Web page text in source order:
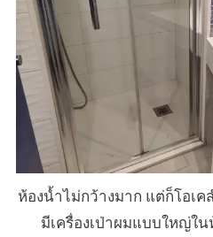
ห้องน้ำไม่กว้างมาก แต่ก็โอเ
มีเครื่องเป่าผมแบบใหญ่ใ